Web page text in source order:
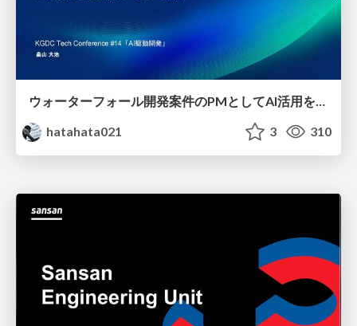
hatahata021
3 310